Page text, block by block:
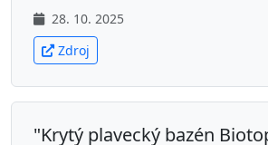
28. 10. 2025
Zdroj
"Krytý plavecký bazén